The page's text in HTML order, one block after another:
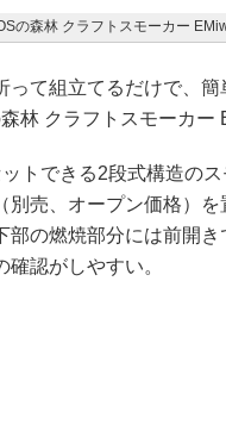
の森林 クラフトスモーカー
て組立てるだけで、簡
林 クラフトスモーカー
トできる2段式構造の
別売、オープン価格）
部の燃焼部分には前開
確認がしやすい。